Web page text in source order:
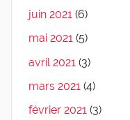
juin 2021 (6)
mai 2021 (5)
avril 2021 (3)
mars 2021 (4)
février 2021 (3)